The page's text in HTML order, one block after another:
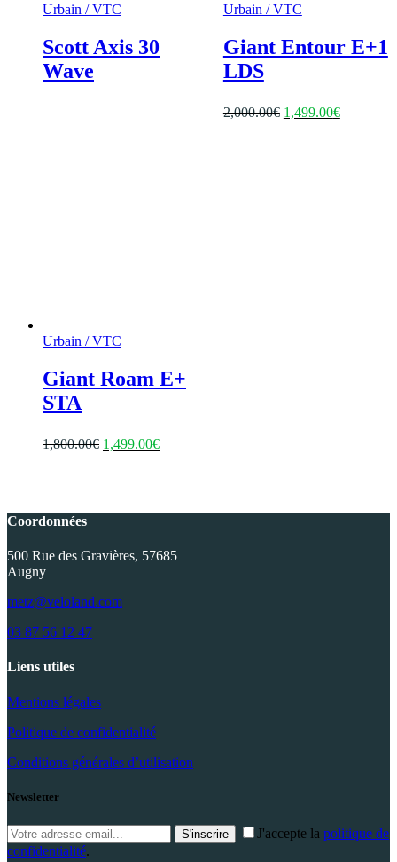
Urbain / VTC
Scott Axis 30
Wave
Urbain / VTC
Giant Entour E+1
LDS
2,000.00€ Le
1,499.00€Le
Urbain / VTC
Giant Roam E+
STA
1,800.00€ Le
1,499.00€Le
Coordonnées
500 Rue des Gravières, 57685
Augny
metz@veloland.com
03 87 56 12 47
Liens utiles
Mentions légales
Politique de confidentialité
Conditions générales d’utilisation
Newsletter
S'inscrire J'accepte la politique de
confidentialité.